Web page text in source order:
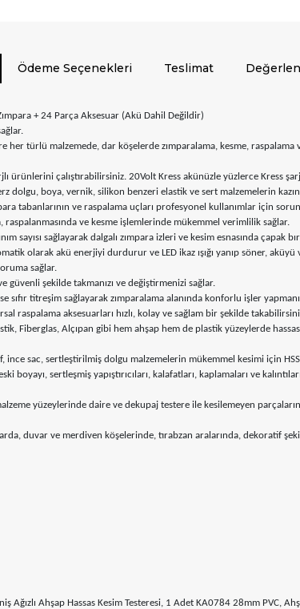
Ödeme Seçenekleri Teslimat
+ 24 Parça Aksesuar (Akü Dahil Değildir)
türlü malzemede, dar köşelerde zımparalama, kesme, raspalama
ürünlerini çalıştırabilirsiniz. 20Volt Kress akünüzle yüzlerce Kress
derz dolgu, boya, vernik, silikon benzeri elastik ve sert malzemelerin
tabanlarının ve raspalama uçları profesyonel kullanımlar için
raspalanmasında ve kesme işlemlerinde mükemmel verimlilik sağlar.
sayısı sağlayarak dalgalı zımpara izleri ve kesim esnasında çapak
olarak akü enerjiyi durdurur ve LED ikaz ışığı yanıp söner,
sağlar.
güvenli şekilde takmanızı ve değiştirmenizi sağlar.
titreşim sağlayarak zımparalama alanında konforlu işler
raspalama aksesuarları hızlı, kolay ve sağlam bir şekilde
Fiberglas, Alçıpan gibi hem ahşap hem de plastik yüzeylerde
sac, sertleştirilmiş dolgu malzemelerin mükemmel kesimi için HSS
sertleşmiş yapıştırıcıları, kalafatları, kaplamaları ve
yüzeylerinde daire ve dekupaj testere ile kesilemeyen
duvar ve merdiven köşelerinde, tırabzan aralarında, dekoratif
Ahşap Hassas Kesim Testeresi, 1 Adet KA0784 28mm PVC,